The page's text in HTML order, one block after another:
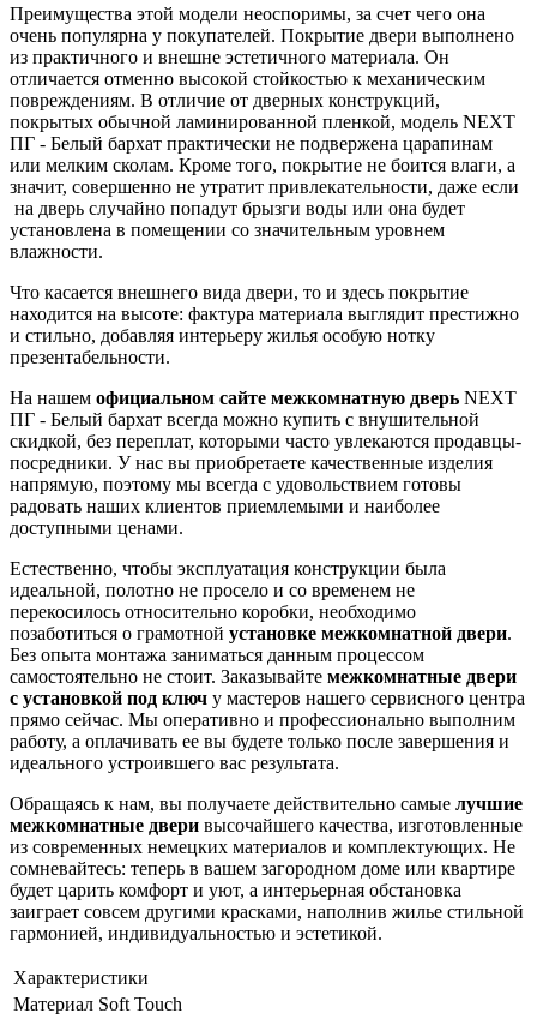
Преимущества этой модели неоспоримы, за счет чего она
очень популярна у покупателей. Покрытие двери выполнено
из практичного и внешне эстетичного материала. Он
отличается отменно высокой стойкостью к механическим
повреждениям. В отличие от дверных конструкций,
покрытых обычной ламинированной пленкой, модель NEXT
ПГ - Белый бархат практически не подвержена царапинам
или мелким сколам. Кроме того, покрытие не боится влаги, а
значит, совершенно не утратит привлекательности, даже если
на дверь случайно попадут брызги воды или она будет
установлена в помещении со значительным уровнем
влажности.
Что касается внешнего вида двери, то и здесь покрытие
находится на высоте: фактура материала выглядит престижно
и стильно, добавляя интерьеру жилья особую нотку
презентабельности.
На нашем официальном сайте межкомнатную дверь NEXT
ПГ - Белый бархат всегда можно купить с внушительной
скидкой, без переплат, которыми часто увлекаются продавцы-
посредники. У нас вы приобретаете качественные изделия
напрямую, поэтому мы всегда с удовольствием готовы
радовать наших клиентов приемлемыми и наиболее
доступными ценами.
Естественно, чтобы эксплуатация конструкции была
идеальной, полотно не просело и со временем не
перекосилось относительно коробки, необходимо
позаботиться о грамотной установке межкомнатной двери.
Без опыта монтажа заниматься данным процессом
самостоятельно не стоит. Заказывайте межкомнатные двери
с установкой под ключ у мастеров нашего сервисного центра
прямо сейчас. Мы оперативно и профессионально выполним
работу, а оплачивать ее вы будете только после завершения и
идеального устроившего вас результата.
Обращаясь к нам, вы получаете действительно самые лучшие
межкомнатные двери высочайшего качества, изготовленные
из современных немецких материалов и комплектующих. Не
сомневайтесь: теперь в вашем загородном доме или квартире
будет царить комфорт и уют, а интерьерная обстановка
заиграет совсем другими красками, наполнив жилье стильной
гармонией, индивидуальностью и эстетикой.
Характеристики
Материал Soft Touch